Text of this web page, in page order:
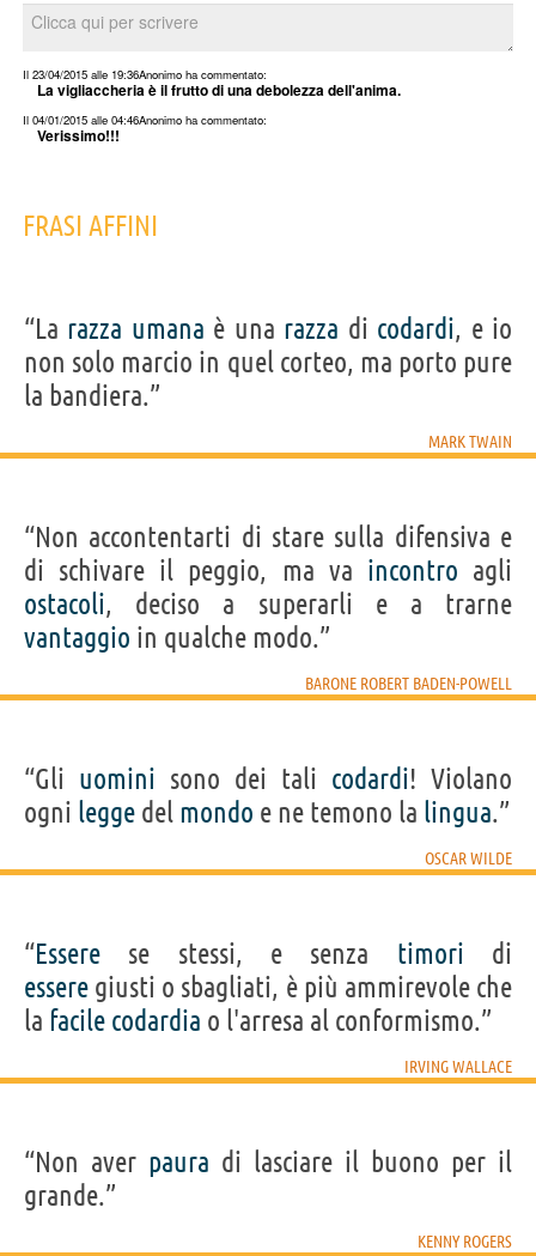
Il 23/04/2015 alle 19:36Anonimo ha commentato:
La vigliaccheria è il frutto di una debolezza dell'anima.
Il 04/01/2015 alle 04:46Anonimo ha commentato:
Verissimo!!!
FRASI AFFINI
“La razza umana è una razza di codardi, e io
non solo marcio in quel corteo, ma porto pure
la bandiera.”
MARK TWAIN
“Non accontentarti di stare sulla difensiva e
di schivare il peggio, ma va incontro agli
ostacoli, deciso a superarli e a trarne
vantaggio in qualche modo.”
BARONE ROBERT BADEN-POWELL
“Gli uomini sono dei tali codardi! Violano
ogni legge del mondo e ne temono la lingua.”
OSCAR WILDE
“Essere se stessi, e senza timori di
essere giusti o sbagliati, è più ammirevole che
la facile codardia o l'arresa al conformismo.”
IRVING WALLACE
“Non aver paura di lasciare il buono per il
grande.”
KENNY ROGERS